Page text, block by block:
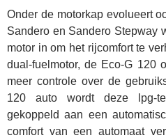
Onder de motorkap evolueert
Sandero en Sandero Stepway
motor in om het rijcomfort te
dual-fuelmotor, de Eco-G 120
meer controle over de
120 auto wordt deze lpg-
gekoppeld aan een
comfort van een automaat